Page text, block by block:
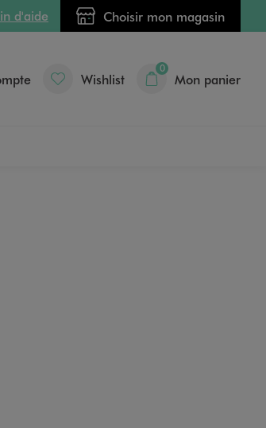
d'aide Choisir mon magasin
Wishlist
0
Mon panier